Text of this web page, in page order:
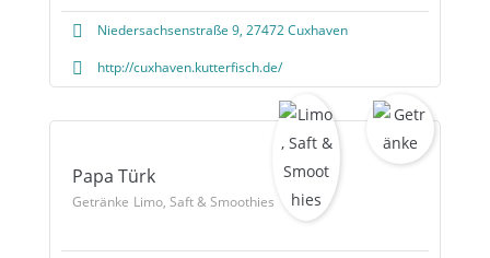
Niedersachsenstraße 9, 27472 Cuxhaven
http://cuxhaven.kutterfisch.de/
Papa Türk
Getränke Limo, Saft & Smoothies